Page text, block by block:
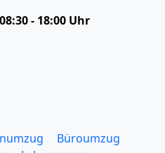
- 18:00 Uhr
Büroumzug